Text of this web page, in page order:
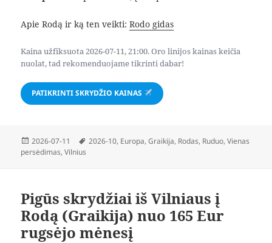
Apie Rodą ir ką ten veikti:Rodo gidas
Kaina užfiksuota 2026-07-11, 21:00. Oro linijos kainas keičia
nuolat, tad rekomenduojame tikrinti dabar!
PATIKRINTI SKRYDŽIO KAINAS
Paskelbta
2026-07-11 Žymos
2026-10, Europa,Graikija, Rodas, Ruduo,Vienas
persėdimas,Vilnius
Pigūs skrydžiai iš Vilniaus į
Rodą (Graikija) nuo 165 Eur
rugsėjo mėnesį